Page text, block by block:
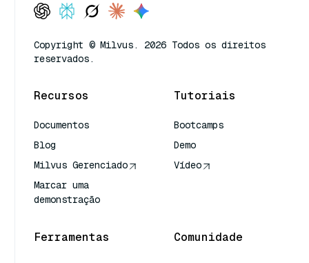
Copyright © Milvus. 2026 Todos os direitos
reservados.
Recursos
Documentos
Blog
Milvus Gerenciado
Marcar uma
demonstração
Tutoriais
Bootcamps
Demo
Vídeo
Ferramentas Comunidade